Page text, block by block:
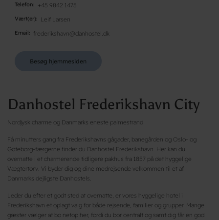
Telefon +45 9842 1475
Vært(er) Leif Larsen
Email frederikshavn@danhostel.dk
Besøg hjemmesiden
Danhostel Frederikshavn City
Nordjysk charme og Danmarks eneste palmestrand
Få minutters gang fra Frederikshavns gågader, banegården og Oslo- og
Göteborg-færgerne finder du Danhostel Frederikshavn. Her kan du
overnatte i et charmerende tidligere pakhus fra 1857 på det hyggelige
Vægtertorv. Vi byder dig og dine medrejsende velkommen til et af
Danmarks dejligste Danhostels.
Leder du efter et godt sted at overnatte, er vores hyggelige hotel i
Frederikshavn et oplagt valg for både rejsende, familier og grupper. Mange
gæster vælger at bo netop her, fordi du bor centralt og samtidig får en god